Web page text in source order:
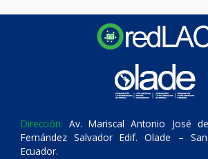
Dirección: Av. Mariscal Antonio José
Fernández Salvador Edif. Olade –
Ecuador.